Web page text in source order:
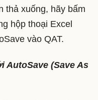
thả xuống, hãy bấm
hộp thoại Excel
vào QAT.
AutoSave (Save As